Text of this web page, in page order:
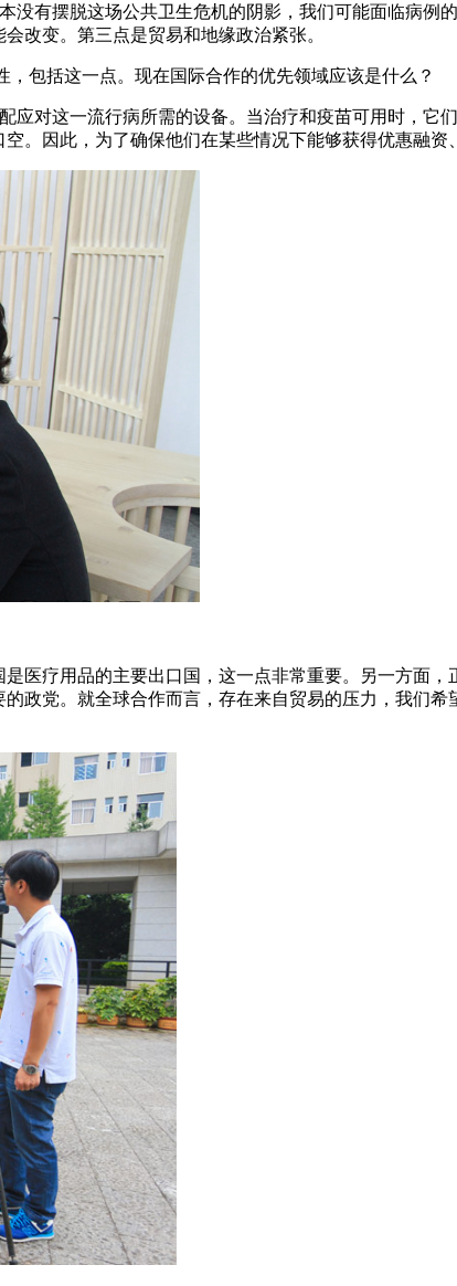
有摆脱这场公共卫生危机的阴影，我们可能面临病例
改变。第三点是贸易和地缘政治紧张。
包括这一点。现在国际合作的优先领域应该是什么？
应对这一流行病所需的设备。当治疗和疫苗可用时，它
。因此，为了确保他们在某些情况下能够获得优惠融资
医疗用品的主要出口国，这一点非常重要。另一方面，
政党。就全球合作而言，存在来自贸易的压力，我们